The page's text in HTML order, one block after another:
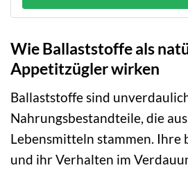
Wie Ballaststoffe als
Appetitzügler wirken
Ballaststoffe sind
Nahrungsbestandteile, die
Lebensmitteln stammen. Ihre
und ihr Verhalten im